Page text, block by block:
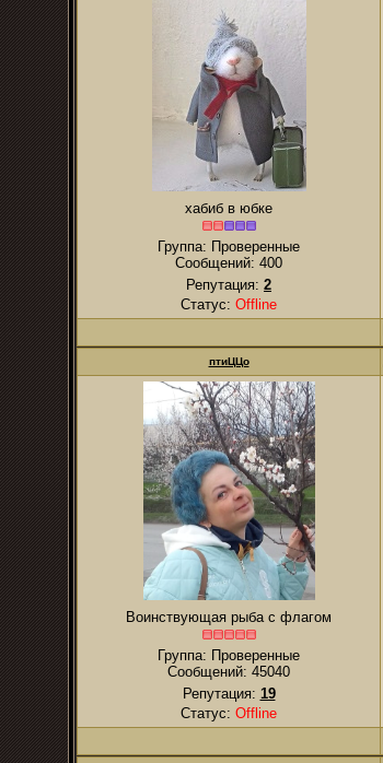
хабиб в юбке
Группа: Проверенные
Сообщений: 400
Репутация: 2
Статус: Offline
птиЦЦо
Воинствующая рыба с флагом
Группа: Проверенные
Сообщений: 45040
Репутация: 19
Статус: Offline